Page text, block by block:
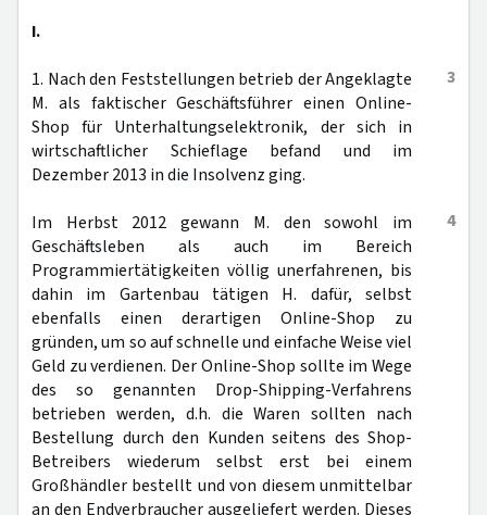
I.
3
1. Nach den Feststellungen betrieb der Angeklagte
M. als faktischer Geschäftsführer einen Online-
Shop für Unterhaltungselektronik, der sich in
wirtschaftlicher Schieflage befand und im
Dezember 2013 in die Insolvenz ging.
4
Im Herbst 2012 gewann M. den sowohl im
Geschäftsleben als auch im Bereich
Programmiertätigkeiten völlig unerfahrenen, bis
dahin im Gartenbau tätigen H. dafür, selbst
ebenfalls einen derartigen Online-Shop zu
gründen, um so auf schnelle und einfache Weise viel
Geld zu verdienen. Der Online-Shop sollte im Wege
des so genannten Drop-Shipping-Verfahrens
betrieben werden, d.h. die Waren sollten nach
Bestellung durch den Kunden seitens des Shop-
Betreibers wiederum selbst erst bei einem
Großhändler bestellt und von diesem unmittelbar
an den Endverbraucher ausgeliefert werden. Dieses